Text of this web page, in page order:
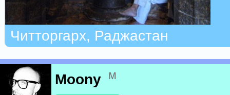
Читторгарх, Раджастан
Moony м